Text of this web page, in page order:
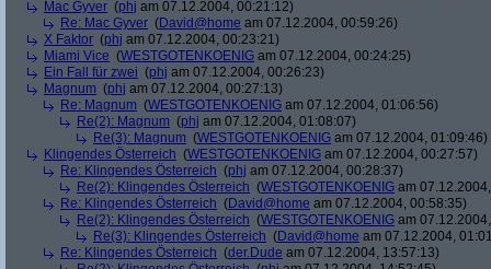
Mac Gyver (phj am 07.12.2004, 00:21:12)
Re: Mac Gyver (David@home am 07.12.2004, 00:59:26)
X Faktor (phj am 07.12.2004, 00:23:21)
Miami Vice (WESTGOTENKOENIG am 07.12.2004, 00:24:25)
Ein Fall für zwei (phj am 07.12.2004, 00:26:23)
Magnum (phj am 07.12.2004, 00:27:13)
Re: Magnum (WESTGOTENKOENIG am 07.12.2004, 01:06:56)
Re(2): Magnum (phj am 07.12.2004, 01:08:07)
Re(3): Magnum (WESTGOTENKOENIG am 07.12.2004, 01:09:46)
Klingendes Österreich (WESTGOTENKOENIG am 07.12.2004, 00:27:57)
Re: Klingendes Österreich (phj am 07.12.2004, 00:28:37)
Re(2): Klingendes Österreich (WESTGOTENKOENIG am
Re: Klingendes Österreich (David@home am 07.12.2004, 00:58:35)
Re(2): Klingendes Österreich (WESTGOTENKOENIG am
Re(3): Klingendes Österreich (David@home am 07.12.2004,
Re: Klingendes Österreich (der.Dude am 07.12.2004, 13:57:13)